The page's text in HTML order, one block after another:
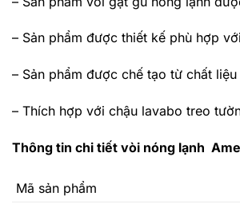
– Sản phẩm được thiết kế phù hợp
– Sản phẩm được chế tạo từ chất
– Thích hợp với chậu lavabo treo
Thông tin chi tiết vòi nóng lạnh
Mã sản phẩm